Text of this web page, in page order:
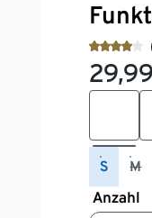
29,99
S M
Anzahl